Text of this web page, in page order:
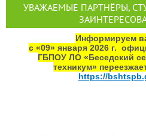
УВАЖАЕМЫЕ ПАРТНЁРЫ,
Информируем
с «09» января 2026 г.
ГБПОУ ЛО «Беседский
техникум»
https://